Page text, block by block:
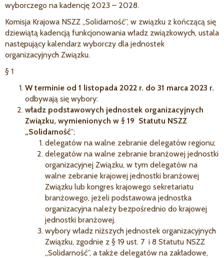
wyborczego na kadencję 2023 – 2028.
Komisja Krajowa NSZZ „Solidarność”, w związku z kończącą się
dziewiątą kadencją funkcjonowania władz związkowych, ustala
następujący kalendarz wyborczy dla jednostek
organizacyjnych Związku.
§ 1
W terminie od 1 listopada 2022 r. do 31 marca 2023 r.
odbywają się wybory:
władz podstawowych jednostek organizacyjnych
Związku, wymienionych w § 19 Statutu NSZZ
„Solidarność”;
delegatów na walne zebranie delegatów regionu;
delegatów na walne zebranie branżowej jednostki
organizacyjnej Związku, w tym delegatów na
walne zebranie krajowej jednostki branżowej
Związku lub kongres krajowego sekretariatu
branżowego, jeżeli podstawowa jednostka
organizacyjna należy bezpośrednio do krajowej
jednostki branżowej.
wybory władz niższych jednostek organizacyjnych
Związku, zgodnie z § 19 ust. 7 i 8 Statutu NSZZ
„Solidarność”, a także delegatów na zakładowe,